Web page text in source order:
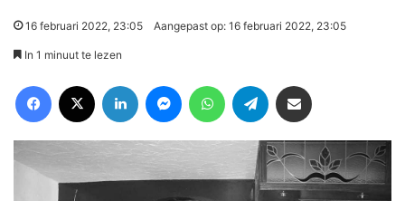
16 februari 2022, 23:05 Aangepast op: 16 februari 2022, 23:05
In 1 minuut te lezen